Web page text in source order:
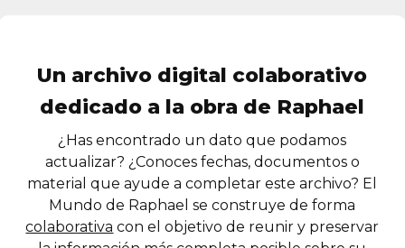
Un archivo digital colaborativo
dedicado a la obra de Raphael
¿Has encontrado un dato que podamos
actualizar? ¿Conoces fechas, documentos o
material que ayude a completar este archivo? El
Mundo de Raphael se construye de forma
colaborativa con el objetivo de reunir y preservar